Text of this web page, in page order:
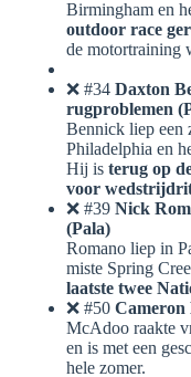
Birmingham en
outdoor race
de motortraining
❌ #34 Daxton
rugproblemen
Bennick liep een
Philadelphia en
Hij is terug op
voor
❌ #39 Nick
(Pala)
Romano liep in
miste Spring
laatste twee
❌ #50 Cameron
McAdoo raakte
en is met een
hele zomer.